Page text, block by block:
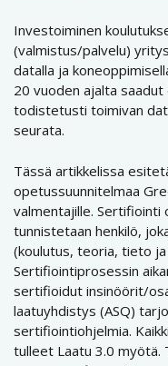
Investoiminen
(valmistus/palvelu)
datalla ja
20 vuoden ajalta
todistetusti toimivan
seurata.
Tässä artikkelissa
opetussuunnitelmaa
valmentajille. Sertifiointi
tunnistetaan henkilö,
(koulutus, teoria, tieto
Sertifiointiprosessin
sertifioidut insinöörit/
laatuyhdistys (ASQ)
sertifiointiohjelmia.
tulleet Laatu 3.0 myötä.